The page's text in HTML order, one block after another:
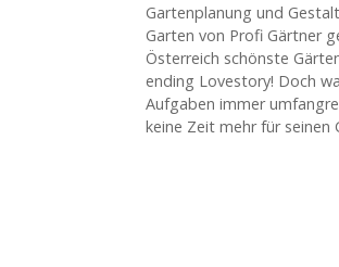
Gartenplanung und
Garten von Profi Gärtner
Österreich schönste
ending Lovestory! Doch
Aufgaben immer
keine Zeit mehr für seinen